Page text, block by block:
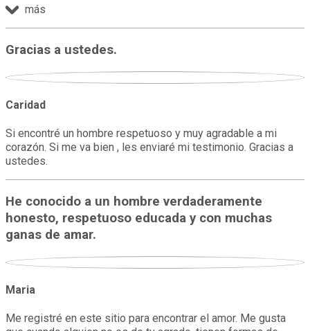
más
Gracias a ustedes.
Caridad
Si encontré un hombre respetuoso y muy agradable a mi
corazón. Si me va bien , les enviaré mi testimonio. Gracias a
ustedes.
He conocido a un hombre verdaderamente
honesto, respetuoso educada y con muchas
ganas de amar.
Maria
Me registré en este sitio para encontrar el amor. Me gusta